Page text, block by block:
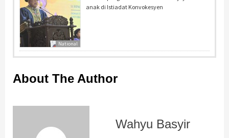
National
anak di Istiadat Konvokesyen
About The Author
Wahyu Basyir